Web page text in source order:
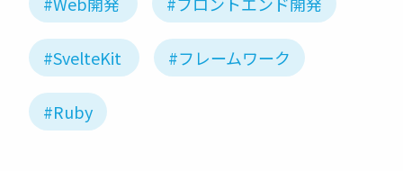
#SvelteKit #フレームワーク
#Ruby